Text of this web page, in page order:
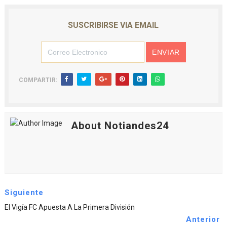
SUSCRIBIRSE VIA EMAIL
COMPARTIR:
About Notiandes24
Siguiente
El Vigía FC Apuesta A La Primera División
Anterior